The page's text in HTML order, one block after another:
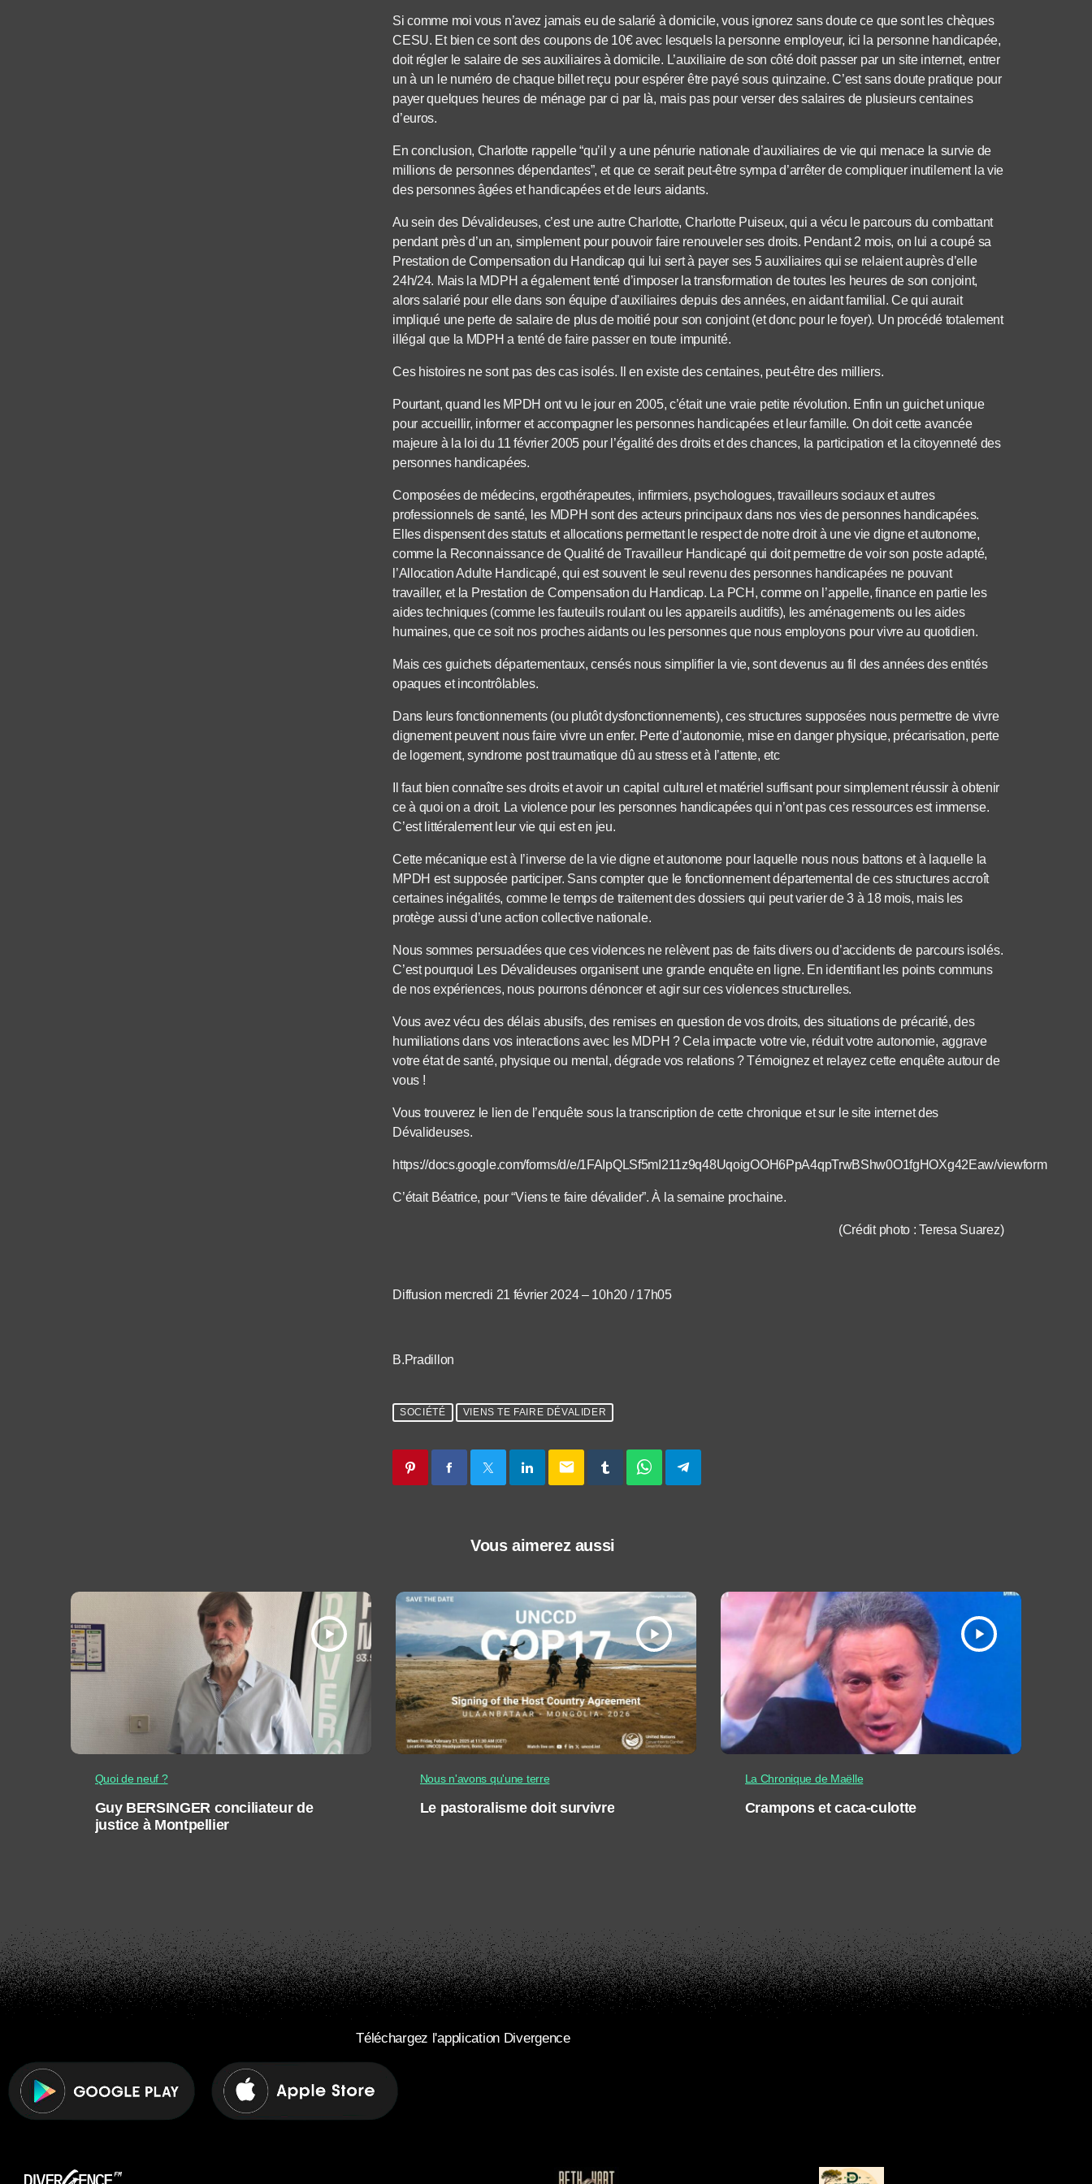
Si comme moi vous n’avez jamais eu de salarié à domicile, vous ignorez sans doute ce que sont les chèques
CESU. Et bien ce sont des coupons de 10€ avec lesquels la personne employeur, ici la personne handicapée,
doit régler le salaire de ses auxiliaires à domicile. L’auxiliaire de son côté doit passer par un site internet, entrer
un à un le numéro de chaque billet reçu pour espérer être payé sous quinzaine. C’est sans doute pratique pour
payer quelques heures de ménage par ci par là, mais pas pour verser des salaires de plusieurs centaines
d’euros.
En conclusion, Charlotte rappelle “qu’il y a une pénurie nationale d’auxiliaires de vie qui menace la survie de
millions de personnes dépendantes”, et que ce serait peut-être sympa d’arrêter de compliquer inutilement la vie
des personnes âgées et handicapées et de leurs aidants.
Au sein des Dévalideuses, c’est une autre Charlotte, Charlotte Puiseux, qui a vécu le parcours du combattant
pendant près d’un an, simplement pour pouvoir faire renouveler ses droits. Pendant 2 mois, on lui a coupé sa
Prestation de Compensation du Handicap qui lui sert à payer ses 5 auxiliaires qui se relaient auprès d’elle
24h/24. Mais la MDPH a également tenté d’imposer la transformation de toutes les heures de son conjoint,
alors salarié pour elle dans son équipe d’auxiliaires depuis des années, en aidant familial. Ce qui aurait
impliqué une perte de salaire de plus de moitié pour son conjoint (et donc pour le foyer). Un procédé totalement
illégal que la MDPH a tenté de faire passer en toute impunité.
Ces histoires ne sont pas des cas isolés. Il en existe des centaines, peut-être des milliers.
Pourtant, quand les MPDH ont vu le jour en 2005, c’était une vraie petite révolution. Enfin un guichet unique
pour accueillir, informer et accompagner les personnes handicapées et leur famille. On doit cette avancée
majeure à la loi du 11 février 2005 pour l’égalité des droits et des chances, la participation et la citoyenneté des
personnes handicapées.
Composées de médecins, ergothérapeutes, infirmiers, psychologues, travailleurs sociaux et autres
professionnels de santé, les MDPH sont des acteurs principaux dans nos vies de personnes handicapées.
Elles dispensent des statuts et allocations permettant le respect de notre droit à une vie digne et autonome,
comme la Reconnaissance de Qualité de Travailleur Handicapé qui doit permettre de voir son poste adapté,
l’Allocation Adulte Handicapé, qui est souvent le seul revenu des personnes handicapées ne pouvant
travailler, et la Prestation de Compensation du Handicap. La PCH, comme on l’appelle, finance en partie les
aides techniques (comme les fauteuils roulant ou les appareils auditifs), les aménagements ou les aides
humaines, que ce soit nos proches aidants ou les personnes que nous employons pour vivre au quotidien.
Mais ces guichets départementaux, censés nous simplifier la vie, sont devenus au fil des années des entités
opaques et incontrôlables.
Dans leurs fonctionnements (ou plutôt dysfonctionnements), ces structures supposées nous permettre de vivre
dignement peuvent nous faire vivre un enfer. Perte d’autonomie, mise en danger physique, précarisation, perte
de logement, syndrome post traumatique dû au stress et à l’attente, etc
Il faut bien connaître ses droits et avoir un capital culturel et matériel suffisant pour simplement réussir à obtenir
ce à quoi on a droit. La violence pour les personnes handicapées qui n’ont pas ces ressources est immense.
C’est littéralement leur vie qui est en jeu.
Cette mécanique est à l’inverse de la vie digne et autonome pour laquelle nous nous battons et à laquelle la
MPDH est supposée participer. Sans compter que le fonctionnement départemental de ces structures accroît
certaines inégalités, comme le temps de traitement des dossiers qui peut varier de 3 à 18 mois, mais les
protège aussi d’une action collective nationale.
Nous sommes persuadées que ces violences ne relèvent pas de faits divers ou d’accidents de parcours isolés.
C’est pourquoi Les Dévalideuses organisent une grande enquête en ligne. En identifiant les points communs
de nos expériences, nous pourrons dénoncer et agir sur ces violences structurelles.
Vous avez vécu des délais abusifs, des remises en question de vos droits, des situations de précarité, des
humiliations dans vos interactions avec les MDPH ? Cela impacte votre vie, réduit votre autonomie, aggrave
votre état de santé, physique ou mental, dégrade vos relations ? Témoignez et relayez cette enquête autour de
vous !
Vous trouverez le lien de l’enquête sous la transcription de cette chronique et sur le site internet des
Dévalideuses.
https://docs.google.com/forms/d/e/1FAIpQLSf5mI211z9q48UqoigOOH6PpA4qpTrwBShw0O1fgHOXg42Eaw/viewform
C’était Béatrice, pour “Viens te faire dévalider”. À la semaine prochaine.
(Crédit photo : Teresa Suarez)
Diffusion mercredi 21 février 2024 – 10h20 / 17h05
B.Pradillon
SOCIÉTÉ VIENS TE FAIRE DÉVALIDER
email
Vous aimerez aussi
play_arrow
Quoi de neuf ?
Guy BERSINGER conciliateur de
justice à Montpellier
play_arrow
Nous n'avons qu'une terre
Le pastoralisme doit survivre
play_arrow
La Chronique de Maëlle
Crampons et caca-culotte
Téléchargez l'application Divergence